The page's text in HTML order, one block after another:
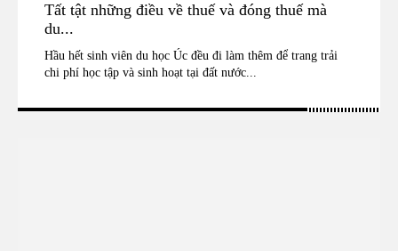
Tất tật những điều về thuế và đóng thuế mà
du...
Hầu hết sinh viên du học Úc đều đi làm thêm để trang trải
chi phí học tập và sinh hoạt tại đất nước...